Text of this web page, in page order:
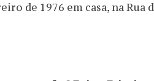
de 1976 em casa, na Rua